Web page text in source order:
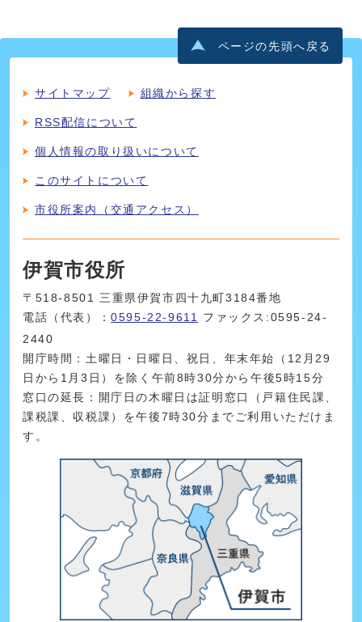
ページの先頭へ戻る
サイトマップ 組織から探す
RSS配信について
個人情報の取り扱いについて
このサイトについて
市役所案内（交通アクセス）
伊賀市役所
〒518-8501 三重県伊賀市四十九町3184番地
電話（代表）：0595-22-9611
ファックス:0595-24-
2440
開庁時間：土曜日・日曜日、祝日、年末年始（12月29
日から1月3日）を除く午前8時30分から午後5時15分
窓口の延長：開庁日の木曜日は証明窓口（戸籍住民課、
課税課、収税課）を午後7時30分までご利用いただけま
す。